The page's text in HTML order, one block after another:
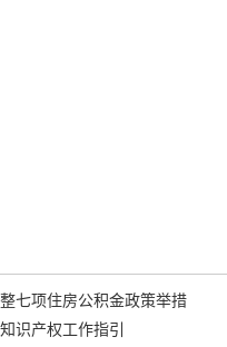
七项住房公积金政策举措
识产权工作指引